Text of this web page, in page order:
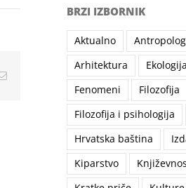
Email
BRZI IZBORNIK
Aktualno
Arhitektura
Ekologija
Fenomeni
Filozofija
Filozofija i psihologija
Hrvatska baština
Kiparstvo